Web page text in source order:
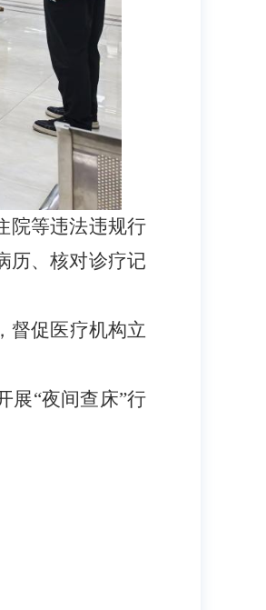
院等违法违规行
历、核对诊疗记
督促医疗机构立
展“夜间查床”行